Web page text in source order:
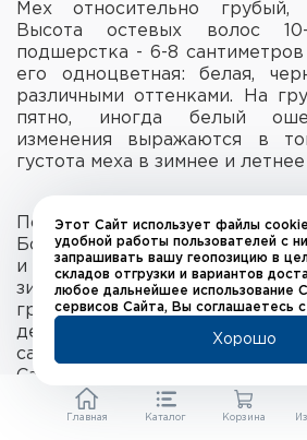
Главная Каталог Корзина
Мех относительно грубый,
Высота остевых волос 10-
подшерстка - 6-8
его одноцветная: белая,
различными оттенками. На
пятно, иногда белый
изменения выражаются в
густота меха в зимнее и
По характеру питания
Большинство ведет оседлый
и белогрудый (гималайский)
зимний сон. Для бурого
грунтовые берлоги, для
деревьев. Медведи не
самцы и самки не держатся
Самцы в заботах о
принимают. В помете
детеныша.
Этот Сайт использует файлы
удобной работы пользователей с
запрашивать вашу геопозицию в
складов отгрузки и вариантов
любое дальнейшее использование
сервисов Сайта, Вы соглашаетесь с
Хорошо